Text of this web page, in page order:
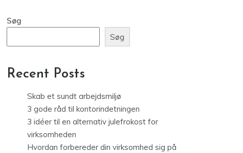
Søg
Søg
Recent Posts
Skab et sundt arbejdsmiljø
3 gode råd til kontorindetningen
3 idéer til en alternativ julefrokost for
virksomheden
Hvordan forbereder din virksomhed sig på